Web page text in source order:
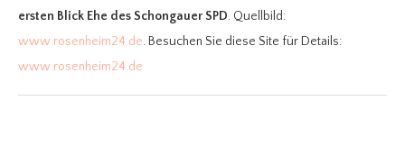
ersten Blick Ehe des Schongauer SPD. Quellbild:
www.rosenheim24.de. Besuchen Sie diese Site für Details:
www.rosenheim24.de